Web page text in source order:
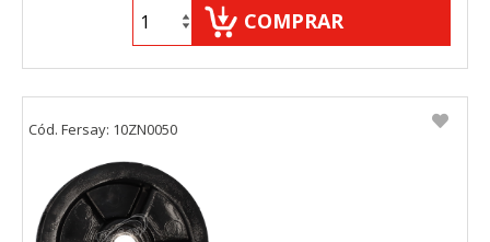
COMPRAR
Cód. Fersay: 10ZN0050